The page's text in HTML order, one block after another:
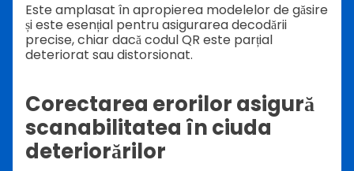
Este amplasat în apropierea modelelor de găsire
și este esențial pentru asigurarea decodării
precise, chiar dacă codul QR este parțial
deteriorat sau distorsionat.
Corectarea erorilor asigură
scanabilitatea în ciuda
deteriorărilor